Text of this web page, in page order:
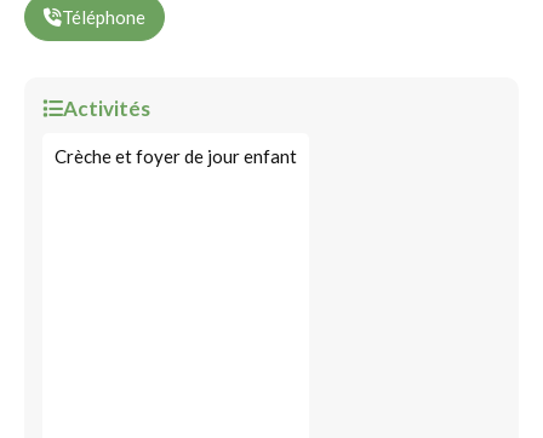
Téléphone
Activités
Crèche et foyer de jour enfant